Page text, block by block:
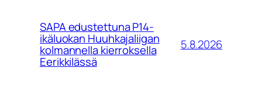
SAPA edustettuna P14-
ikäluokan Huuhkajaliigan
kolmannella kierroksella
Eerikkilässä
5.8.2026